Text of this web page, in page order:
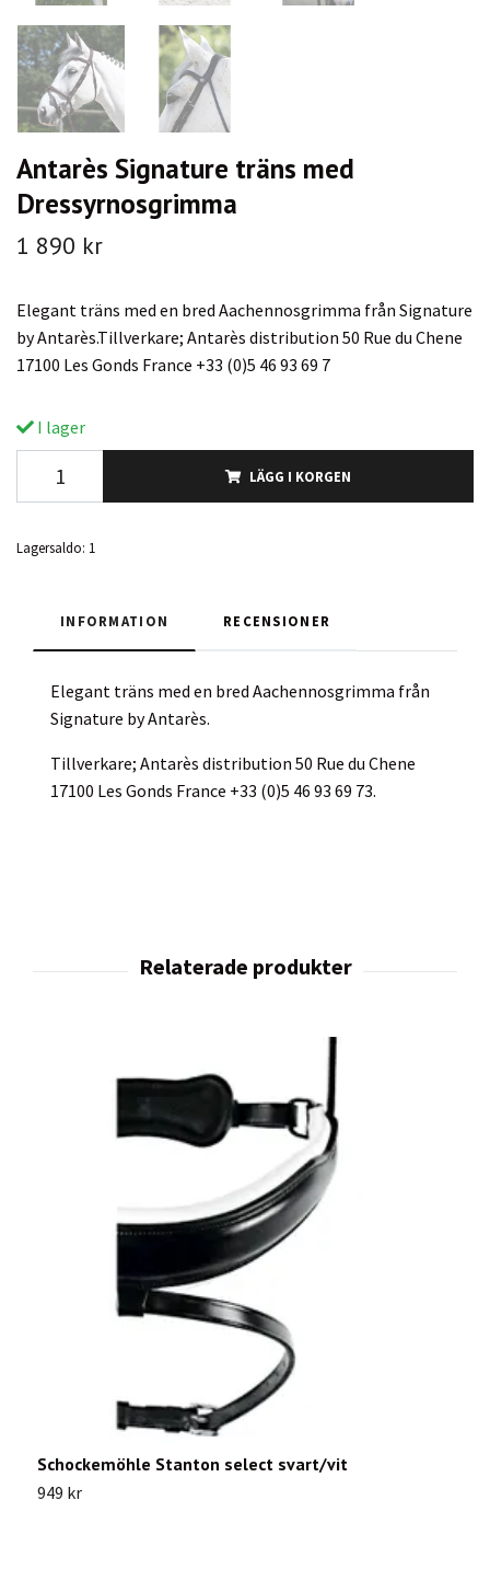
Antarès Signature träns med
Dressyrnosgrimma
1 890 kr
Elegant träns med en bred Aachennosgrimma från Signature
by Antarès.Tillverkare; Antarès distribution 50 Rue du Chene
17100 Les Gonds France +33 (0)5 46 93 69 7
I lager
LÄGG I KORGEN
Lagersaldo: 1
INFORMATION RECENSIONER
Elegant träns med en bred Aachennosgrimma från
Signature by Antarès.
Tillverkare; Antarès distribution 50 Rue du Chene
17100 Les Gonds France +33 (0)5 46 93 69 73.
Schockemöhle Stanton select svart/vit
949 kr